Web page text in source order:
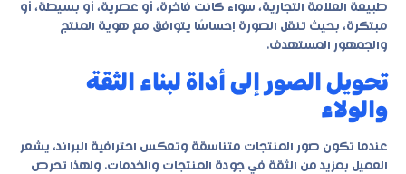
طبيعة العلامة التجارية، سواء كانت فاخرة، أو عصرية، أو بسيطة، أو
مبتكرة، بحيث تنقل الصورة إحساسًا يتوافق مع هوية المنتج
والجمهور المستهدف.
تحويل الصور إلى أداة لبناء الثقة
والولاء
عندما تكون صور المنتجات متناسقة وتعكس احترافية البراند، يشعر
العميل بمزيد من الثقة في جودة المنتجات والخدمات. ولهذا تحرص